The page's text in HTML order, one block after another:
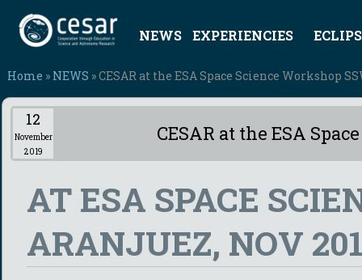
NEWS EXPERIENCIES
Home » NEWS » CESAR at the ESA Space Science Workshop
12
November
2019
CESAR at the ESA
AT ESA SPACE
ARANJUEZ, NOV